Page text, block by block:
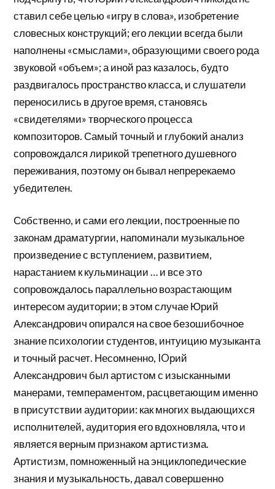
ставил себе целью «игру в слова», изобретение
словесных конструкций; его лекции всегда были
наполнены «смыслами», образующими своего рода
звуковой «объем»; а иной раз казалось, будто
раздвигалось пространство класса, и слушатели
переносились в другое время, становясь
«свидетелями» творческого процесса
композиторов. Самый точный и глубокий анализ
сопровождался лирикой трепетного душевного
переживания, поэтому он бывал непререкаемо
убедителен.
Собственно, и сами его лекции, построенные по
законам драматургии, напоминали музыкальное
произведение с вступлением, развитием,
нарастанием к кульминации … и все это
сопровождалось параллельно возрастающим
интересом аудитории; в этом случае Юрий
Александрович опирался на свое безошибочное
знание психологии студентов, интуицию музыканта
и точный расчет. Несомненно, IOрий
Александрович был артистом с изысканными
манерами, темпераментом, расцветающим именно
в присутствии аудитории: как многих выдающихся
исполнителей, аудитория его вдохновляла, что и
является верным признаком артистизма.
Артистизм, помноженный на энциклопедические
знания и музыкальность, давал совершенно